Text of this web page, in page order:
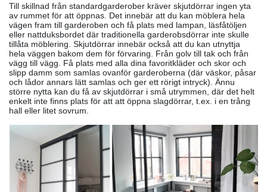
Till skillnad från standardgarderober kräver skjutdörrar ingen yta
av rummet för att öppnas. Det innebär att du kan möblera hela
vägen fram till garderoben och få plats med lampan, läsfåtöljen
eller nattduksbordet där traditionella garderobsdörrar inte skulle
tillåta möblering. Skjutdörrar innebär också att du kan utnyttja
hela väggen bakom dem för förvaring. Från golv till tak och från
vägg till vägg. Få plats med alla dina favoritkläder och skor och
slipp damm som samlas ovanför garderoberna (där väskor, påsar
och lådor annars lätt samlas och ger ett rörigt intryck). Ännu
större nytta kan du få av skjutdörrar i små utrymmen, där det helt
enkelt inte finns plats för att att öppna slagdörrar, t.ex. i en trång
hall eller litet sovrum.